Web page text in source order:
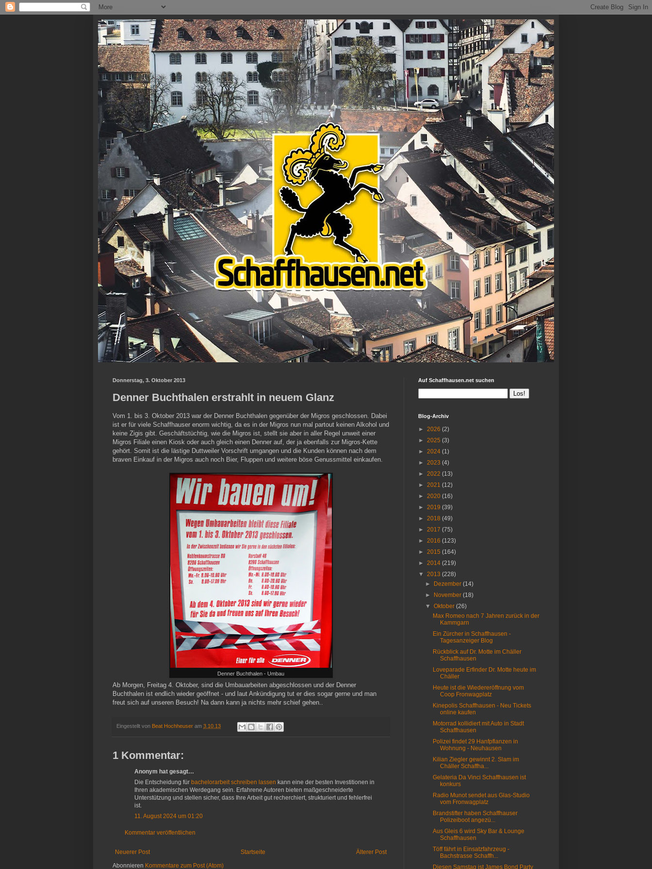
Donnerstag, 3. Oktober 2013
Denner Buchthalen erstrahlt in neuem Glanz
Vom 1. bis 3. Oktober 2013 war der Denner Buchthalen gegenüber der Migros geschlossen. Dabei
ist er für viele Schaffhauser enorm wichtig, da es in der Migros nun mal partout keinen Alkohol und
keine Zigis gibt. Geschäftstüchtig, wie die Migros ist, stellt sie aber in aller Regel unweit einer
Migros Filiale einen Kiosk oder auch gleich einen Denner auf, der ja ebenfalls zur Migros-Kette
gehört. Somit ist die lästige Duttweiler Vorschrift umgangen und die Kunden können nach dem
braven Einkauf in der Migros auch noch Bier, Fluppen und weitere böse Genussmittel einkaufen.
Denner Buchthalen - Umbau
Ab Morgen, Freitag 4. Oktober, sind die Umbauarbeiten abgeschlossen und der Denner
Buchthalen ist endlich wieder geöffnet - und laut Ankündigung tut er dies sogar gerne und man
freut sich auf unseren Besuch! Na dann kann ja nichts mehr schief gehen..
Eingestellt von Beat Hochheuser am 3.10.13
1 Kommentar:
Anonym hat gesagt…
Die Entscheidung für bachelorarbeit schreiben lassen kann eine der besten Investitionen in
Ihren akademischen Werdegang sein. Erfahrene Autoren bieten maßgeschneiderte
Unterstützung und stellen sicher, dass Ihre Arbeit gut recherchiert, strukturiert und fehlerfrei
ist.
11. August 2024 um 01:20
Kommentar veröffentlichen
Neuerer Post Älterer Post
Startseite
Abonnieren Kommentare zum Post (Atom)
Auf Schaffhausen.net suchen
Blog-Archiv
► 2026 (2)
► 2025 (3)
► 2024 (1)
► 2023 (4)
► 2022 (13)
► 2021 (12)
► 2020 (16)
► 2019 (39)
► 2018 (49)
► 2017 (75)
► 2016 (123)
► 2015 (164)
► 2014 (219)
▼ 2013 (228)
►
Dezember(14)
►
November(18)
▼Oktober(26)
Max Romeo nach 7 Jahren zurück in der
Kammgarn
Ein Zürcher in Schaffhausen -
Tagesanzeiger Blog
Rückblick auf Dr. Motte im Chäller
Schaffhausen
Loveparade Erfinder Dr. Motte heute im
Chäller
Heute ist die Wiedereröffnung vom
Coop Fronwagplatz
Kinepolis Schaffhausen - Neu Tickets
online kaufen
Motorrad kollidiert mit Auto in Stadt
Schaffhausen
Polizei findet 29 Hanfpflanzen in
Wohnung - Neuhausen
Kilian Ziegler gewinnt 2. Slam im
Chäller Schaffha...
Gelateria Da Vinci Schaffhausen ist
konkurs
Radio Munot sendet aus Glas-Studio
vom Fronwagplatz
Brandstifter haben Schaffhauser
Polizeiboot angezü...
Aus Gleis 6 wird Sky Bar & Lounge
Schaffhausen
Töff fährt in Einsatzfahrzeug -
Bachstrasse Schaffh...
Diesen Samstag ist James Bond Party